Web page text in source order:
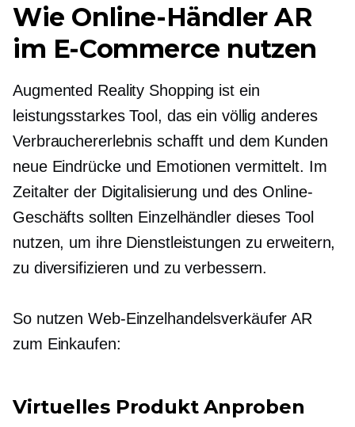
Wie Online-Händler AR
im E-Commerce nutzen
Augmented Reality Shopping ist ein
leistungsstarkes Tool, das ein völlig anderes
Verbrauchererlebnis schafft und dem Kunden
neue Eindrücke und Emotionen vermittelt. Im
Zeitalter der Digitalisierung und des Online-
Geschäfts sollten Einzelhändler dieses Tool
nutzen, um ihre Dienstleistungen zu erweitern,
zu diversifizieren und zu verbessern.
So nutzen Web-Einzelhandelsverkäufer AR
zum Einkaufen:
Virtuelles ProduktAnproben